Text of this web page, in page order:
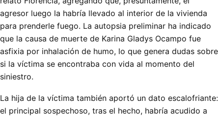
agresor luego la habría llevado al interior de la vivienda
para prenderle fuego. La autopsia preliminar ha indicado
que la causa de muerte de Karina Gladys Ocampo fue
asfixia por inhalación de humo, lo que genera dudas sobre
si la víctima se encontraba con vida al momento del
siniestro.
La hija de la víctima también aportó un dato escalofriante:
el principal sospechoso, tras el hecho, habría acudido a